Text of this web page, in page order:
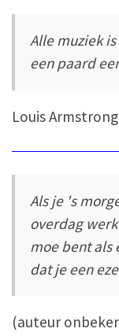
Alle muziek
een paard
Louis Armstrong
Als je 's
overdag
moe bent als
dat je een
(auteur